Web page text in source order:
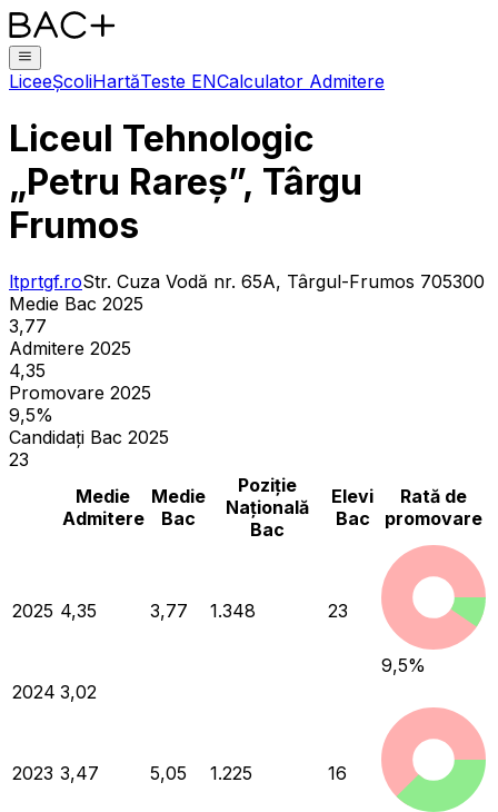
LiceeȘcoliHartăTeste ENCalculator Admitere
Liceul Tehnologic
„Petru Rareș”, Târgu
Frumos
ltprtgf.roStr. Cuza Vodă nr. 65A, Târgul-Frumos 705300
Medie Bac 2025
3,77
Admitere 2025
4,35
Promovare 2025
9,5%
Candidați Bac 2025
23
Medie
Admitere
Medie
Bac
Poziție
Națională
Bac
Elevi
Bac
Rată de
promovare
2025 4,35 3,77 1.348 23
9,5%
2024 3,02
2023 3,47 5,05 1.225 16